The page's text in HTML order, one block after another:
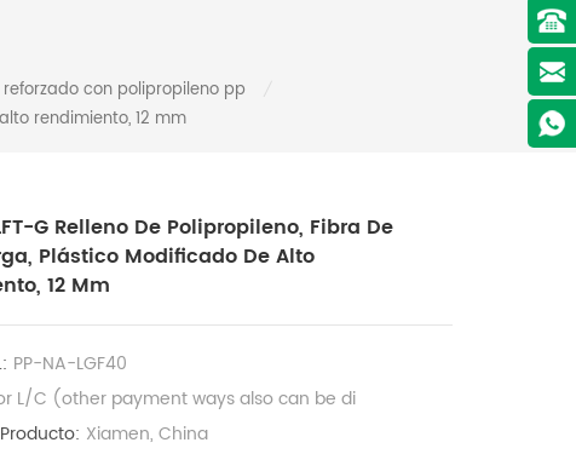
con polipropileno pp
rendimiento, 12 mm
G Relleno De Polipropileno, Fibra De
Plástico Modificado De Alto
12 Mm
PP-NA-LGF40
L/C (other payment ways also can be di
Xiamen, China